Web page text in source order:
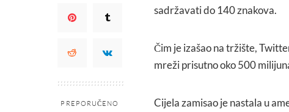
PREPORUČENO
sadržavati do 140 znakova.
Čim je izašao na tržište,
mreži prisutno oko 500
Cijela zamisao je nastala u